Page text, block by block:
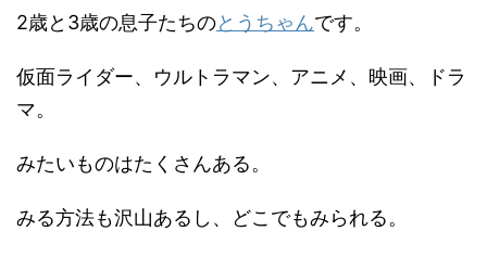
2歳と3歳の息子たちのとうちゃんです。
仮面ライダー、ウルトラマン、アニメ、映画、ドラ
マ。
みたいものはたくさんある。
みる方法も沢山あるし、どこでもみられる。